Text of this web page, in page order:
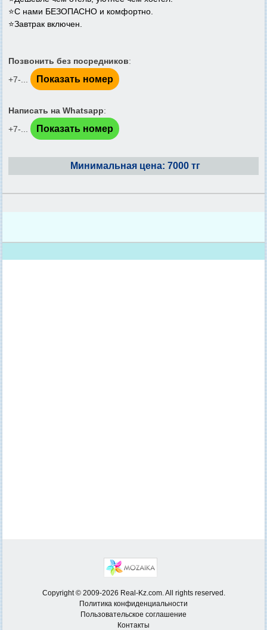
⭐️С нами БЕЗОПАСНО и комфортно.
⭐️Завтрак включен.
Позвонить без посредников:
+7-...
Показать номер
Написать на Whatsapp:
+7-...
Показать номер
Минимальная цена: 7000 тг
Copyright © 2009-2026 Real-Kz.com. All rights reserved.
Политика конфиденциальности
Пользовательское соглашение
Контакты